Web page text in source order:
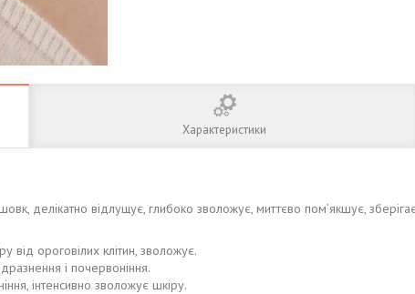
Характеристики
делікатно відлущує, глибоко зволожує, миттєво пом’якшує,
від ороговілих клітин, зволожує.
і почервоніння.
інтенсивно зволожує шкіру.